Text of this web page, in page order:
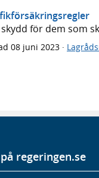
för dem som
08 juni 2023 ·
regeringen.se